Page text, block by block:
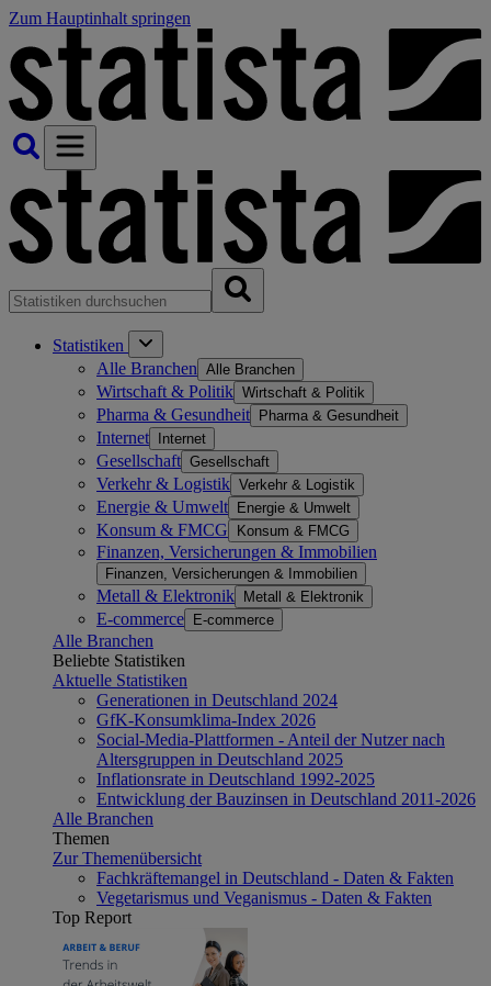
Zum Hauptinhalt springen
Statistiken
Alle Branchen Alle Branchen
Wirtschaft & Politik Wirtschaft & Politik
Pharma & Gesundheit Pharma & Gesundheit
Internet Internet
Gesellschaft Gesellschaft
Verkehr & Logistik Verkehr & Logistik
Energie & Umwelt Energie & Umwelt
Konsum & FMCG Konsum & FMCG
Finanzen, Versicherungen & Immobilien
Finanzen, Versicherungen & Immobilien
Metall & Elektronik Metall & Elektronik
E-commerce E-commerce
Alle Branchen
Beliebte Statistiken
Aktuelle Statistiken
Generationen in Deutschland 2024
GfK-Konsumklima-Index 2026
Social-Media-Plattformen - Anteil der Nutzer nach
Altersgruppen in Deutschland 2025
Inflationsrate in Deutschland 1992-2025
Entwicklung der Bauzinsen in Deutschland 2011-2026
Alle Branchen
Themen
Zur Themenübersicht
Fachkräftemangel in Deutschland - Daten & Fakten
Vegetarismus und Veganismus - Daten & Fakten
Top Report